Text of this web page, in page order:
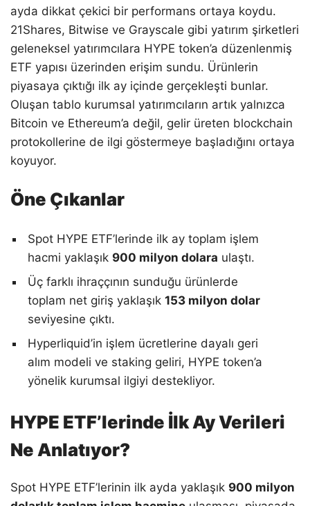
ayda dikkat çekici bir performans ortaya koydu.
21Shares, Bitwise ve Grayscale gibi yatırım şirketleri
geleneksel yatırımcılara HYPE token’a düzenlenmiş
ETF yapısı üzerinden erişim sundu. Ürünlerin
piyasaya çıktığı ilk ay içinde gerçekleşti bunlar.
Oluşan tablo kurumsal yatırımcıların artık yalnızca
Bitcoin ve Ethereum’a değil, gelir üreten blockchain
protokollerine de ilgi göstermeye başladığını ortaya
koyuyor.
Öne Çıkanlar
Spot HYPE ETF’lerinde ilk ay toplam işlem
hacmi yaklaşık 900 milyon dolara ulaştı.
Üç farklı ihraççının sunduğu ürünlerde
toplam net giriş yaklaşık 153 milyon dolar
seviyesine çıktı.
Hyperliquid’in işlem ücretlerine dayalı geri
alım modeli ve staking geliri, HYPE token’a
yönelik kurumsal ilgiyi destekliyor.
HYPE ETF’lerinde İlk Ay Verileri
Ne Anlatıyor?
Spot HYPE ETF’lerinin ilk ayda yaklaşık 900 milyon